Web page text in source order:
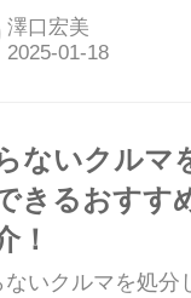
だ売るかはっきり
」という方には、
その後の動き方や
もしやすくなりま
の査定相場や概算
をご紹介します
澤口宏美
ないクルマ
きるおすす
！
ないクルマを処分